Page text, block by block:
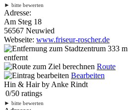
► bitte bewerten
Adresse:
Am Steg 18
56567 Neuwied
Webseite: www.friseur-roscher.de
333 m
entfernt
Route
Bearbeiten
Hin & Hair by Anke Rindt
0/50 ratings
► bitte bewerten